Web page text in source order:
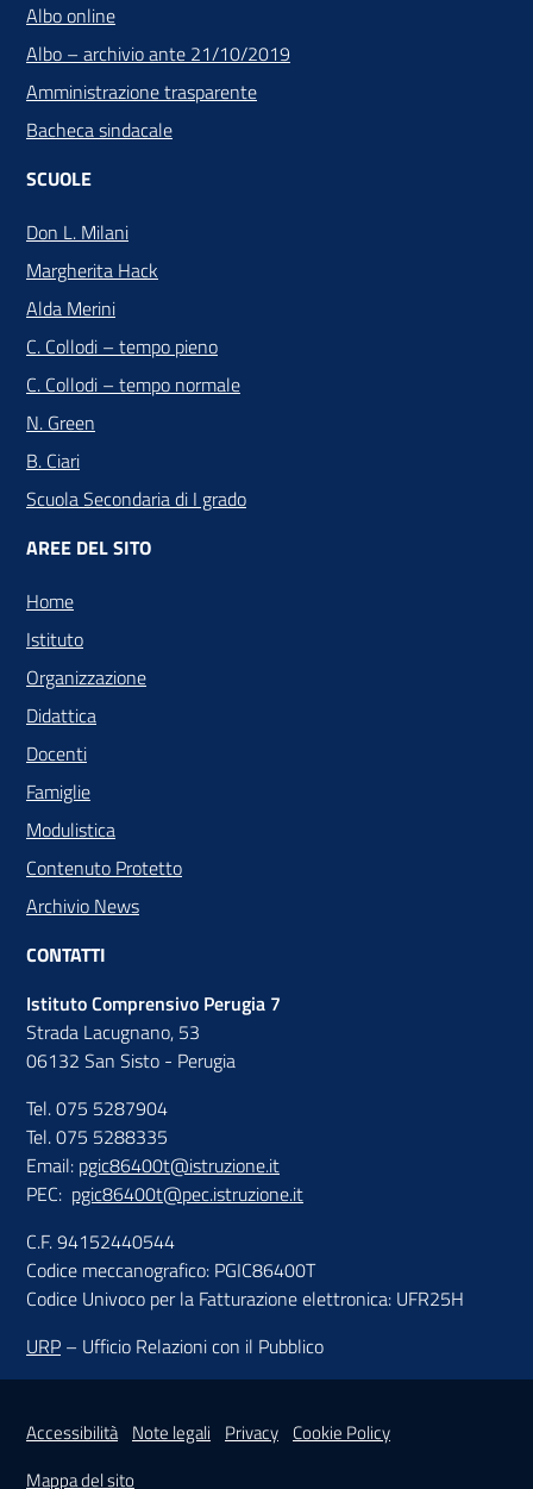
Albo online
Albo – archivio ante 21/10/2019
Amministrazione trasparente
Bacheca sindacale
SCUOLE
Don L. Milani
Margherita Hack
Alda Merini
C. Collodi – tempo pieno
C. Collodi – tempo normale
N. Green
B. Ciari
Scuola Secondaria di I grado
AREE DEL SITO
Home
Istituto
Organizzazione
Didattica
Docenti
Famiglie
Modulistica
Contenuto Protetto
Archivio News
CONTATTI
Istituto Comprensivo Perugia 7
Strada Lacugnano, 53
06132 San Sisto - Perugia
Tel. 075 5287904
Tel. 075 5288335
Email: pgic86400t@istruzione.it
PEC: pgic86400t@pec.istruzione.it
C.F. 94152440544
Codice meccanografico: PGIC86400T
Codice Univoco per la Fatturazione elettronica: UFR25H
URP – Ufficio Relazioni con il Pubblico
Accessibilità Note legali Privacy Cookie Policy
Mappa del sito